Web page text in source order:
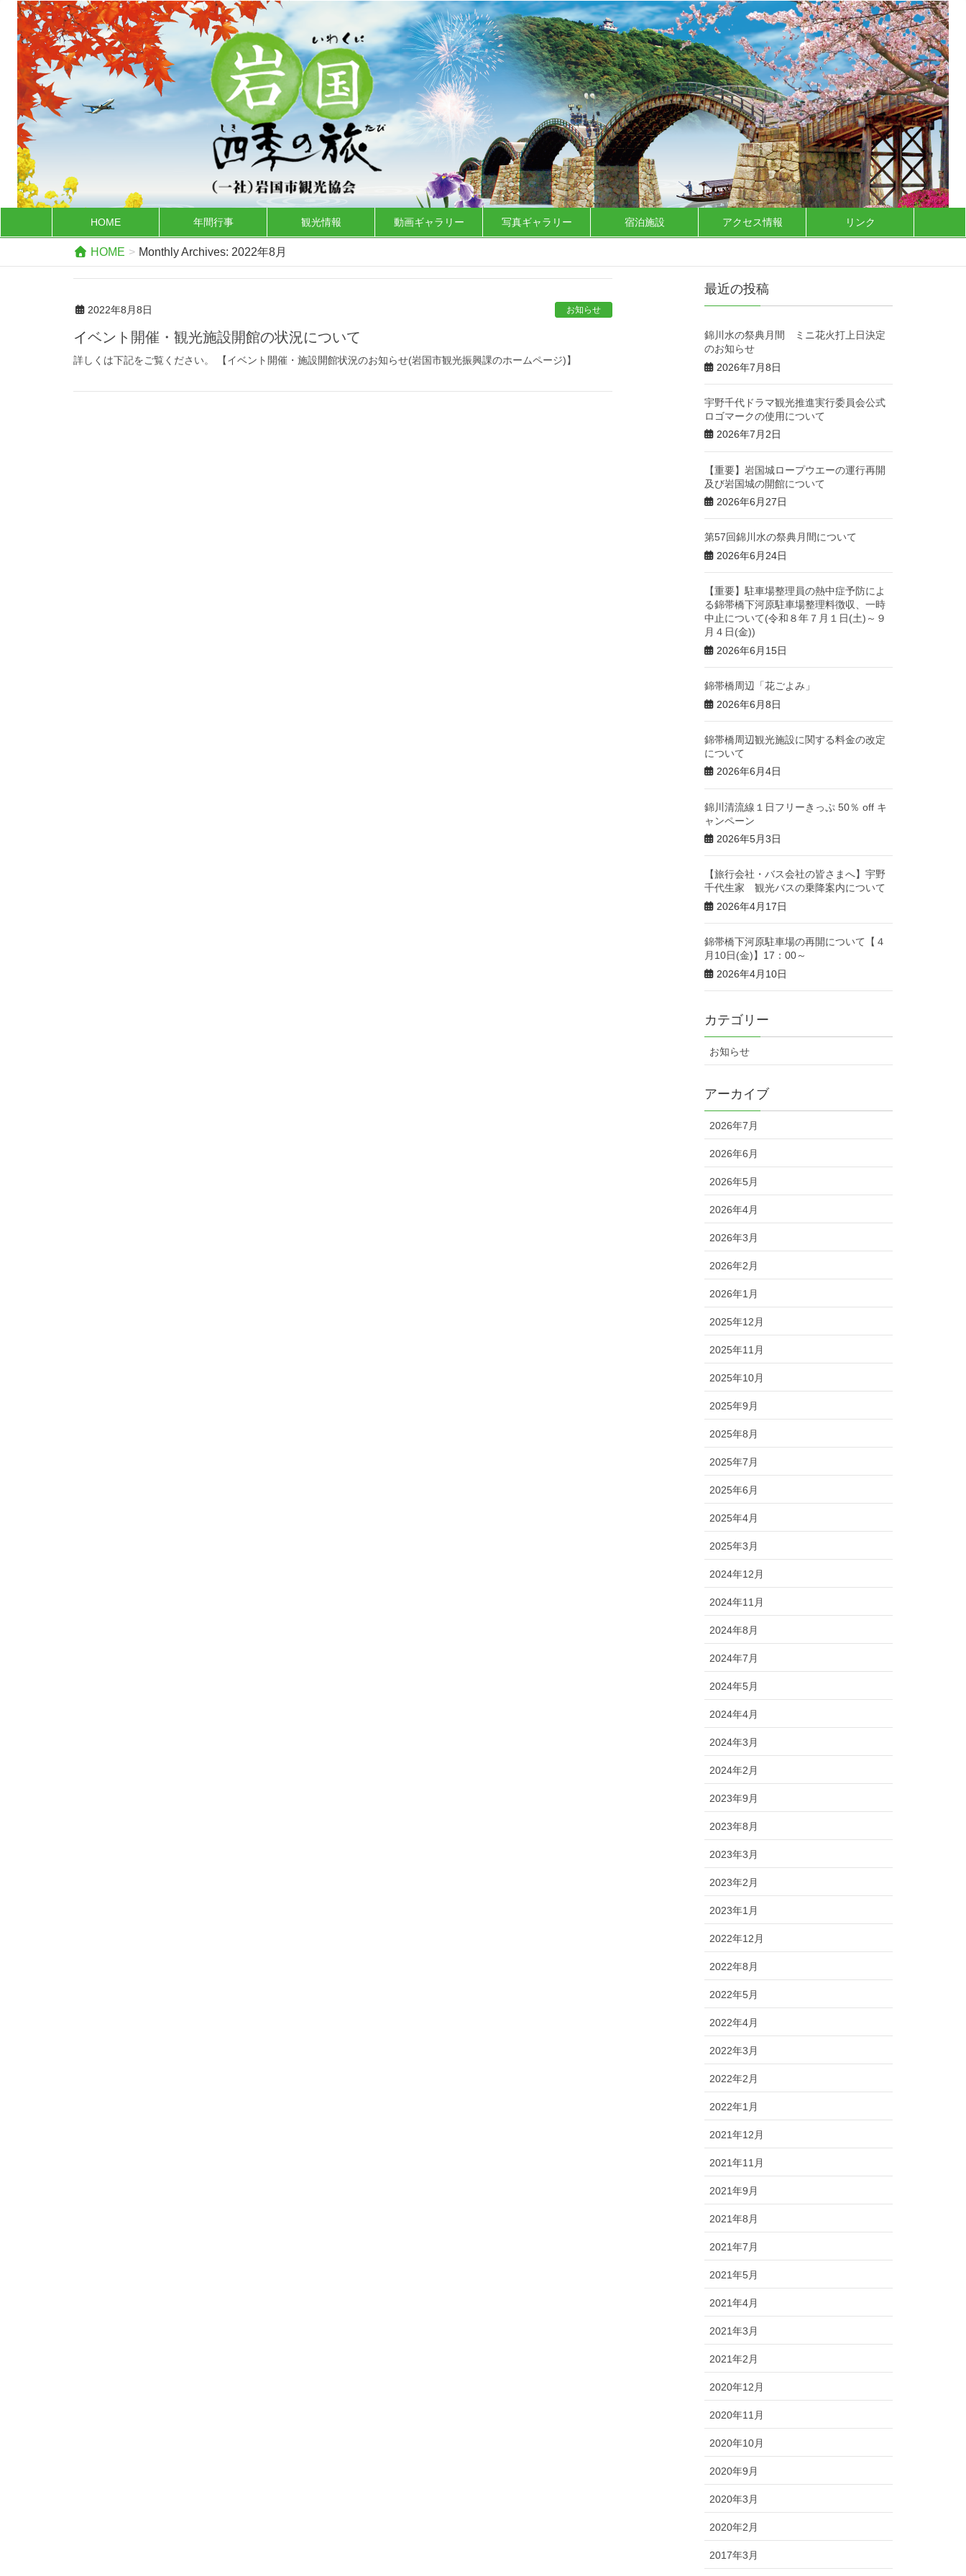
HOME 年間行事 観光情報 動画ギャラリー 写真ギャラリー 宿泊施設 アクセス情報 リンク
HOME Monthly Archives: 2022年8月
2022年8月8日 お知らせ
イベント開催・観光施設開館の状況について
詳しくは下記をご覧ください。 【イベント開催・施設開館状況のお知らせ(岩国市観光振興課のホームページ)】
最近の投稿
錦川水の祭典月間 ミニ花火打上日決定
のお知らせ
2026年7月8日
宇野千代ドラマ観光推進実行委員会公式
ロゴマークの使用について
2026年7月2日
【重要】岩国城ロープウエーの運行再開
及び岩国城の開館について
2026年6月27日
第57回錦川水の祭典月間について
2026年6月24日
【重要】駐車場整理員の熱中症予防によ
る錦帯橋下河原駐車場整理料徴収、一時
中止について(令和８年７月１日(土)～９
月４日(金))
2026年6月15日
錦帯橋周辺「花ごよみ」
2026年6月8日
錦帯橋周辺観光施設に関する料金の改定
について
2026年6月4日
錦川清流線１日フリーきっぷ 50％ off キ
ャンペーン
2026年5月3日
【旅行会社・バス会社の皆さまへ】宇野
千代生家 観光バスの乗降案内について
2026年4月17日
錦帯橋下河原駐車場の再開について【４
月10日(金)】17：00～
2026年4月10日
カテゴリー
お知らせ
アーカイブ
2026年7月
2026年6月
2026年5月
2026年4月
2026年3月
2026年2月
2026年1月
2025年12月
2025年11月
2025年10月
2025年9月
2025年8月
2025年7月
2025年6月
2025年4月
2025年3月
2024年12月
2024年11月
2024年8月
2024年7月
2024年5月
2024年4月
2024年3月
2024年2月
2023年9月
2023年8月
2023年3月
2023年2月
2023年1月
2022年12月
2022年8月
2022年5月
2022年4月
2022年3月
2022年2月
2022年1月
2021年12月
2021年11月
2021年9月
2021年8月
2021年7月
2021年5月
2021年4月
2021年3月
2021年2月
2020年12月
2020年11月
2020年10月
2020年9月
2020年3月
2020年2月
2017年3月